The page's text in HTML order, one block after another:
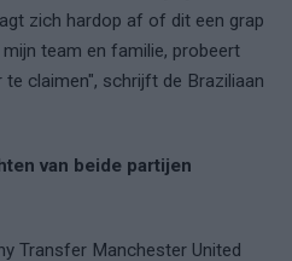
zich hardop af of dit een grap
team en familie, probeert
claimen", schrijft de Braziliaan
van beide partijen